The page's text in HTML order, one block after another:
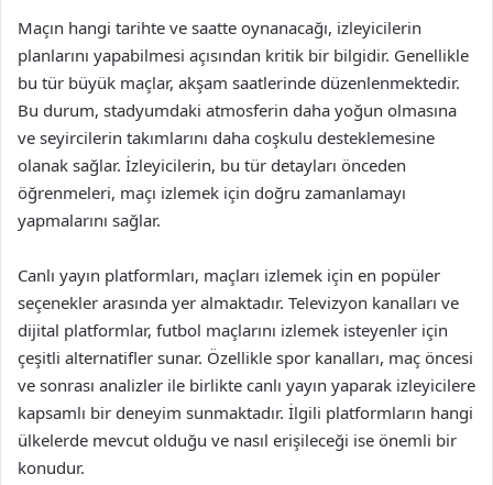
Maçın hangi tarihte ve saatte oynanacağı, izleyicilerin
planlarını yapabilmesi açısından kritik bir bilgidir. Genellikle
bu tür büyük maçlar, akşam saatlerinde düzenlenmektedir.
Bu durum, stadyumdaki atmosferin daha yoğun olmasına
ve seyircilerin takımlarını daha coşkulu desteklemesine
olanak sağlar. İzleyicilerin, bu tür detayları önceden
öğrenmeleri, maçı izlemek için doğru zamanlamayı
yapmalarını sağlar.
Canlı yayın platformları, maçları izlemek için en popüler
seçenekler arasında yer almaktadır. Televizyon kanalları ve
dijital platformlar, futbol maçlarını izlemek isteyenler için
çeşitli alternatifler sunar. Özellikle spor kanalları, maç öncesi
ve sonrası analizler ile birlikte canlı yayın yaparak izleyicilere
kapsamlı bir deneyim sunmaktadır. İlgili platformların hangi
ülkelerde mevcut olduğu ve nasıl erişileceği ise önemli bir
konudur.